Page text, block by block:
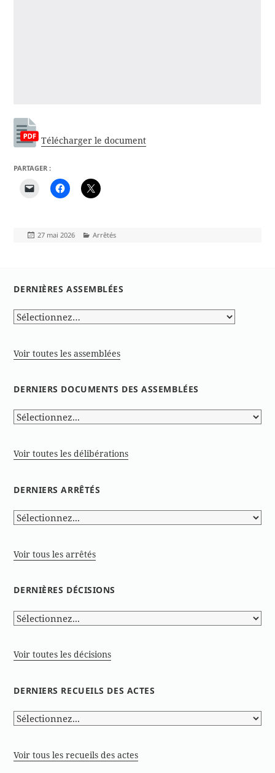
Télécharger le document
PARTAGER :
Publié
27 mai 2026 Catégories
Arrêtés
DERNIÈRES ASSEMBLÉES
Voir toutes les assemblées
DERNIERS DOCUMENTS DES ASSEMBLÉES
Voir toutes les délibérations
DERNIERS ARRÊTÉS
Voir tous les arrêtés
DERNIÈRES DÉCISIONS
Voir toutes les décisions
DERNIERS RECUEILS DES ACTES
Voir tous les recueils des actes